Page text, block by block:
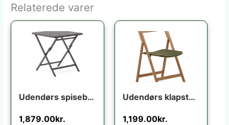
Relaterede varer
Udendørs spisebord klapbord Kave Home Torreta aluminium grafit foldbart 70×70 cm til 4 personer
1,879.00kr.
Udendørs klapstol Kave Home Dandara foldbar i massivt akacietræ med grønt reb UV-resistent FSC-certificeret
1,199.00kr.